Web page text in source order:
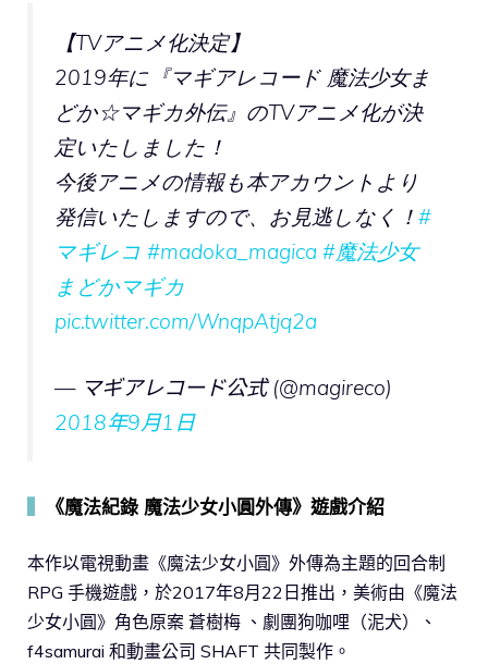
【TVアニメ化決定】
2019年に『マギアレコード 魔法少女ま
どか☆マギカ外伝』のTVアニメ化が決
定いたしました！
今後アニメの情報も本アカウントより
発信いたしますので、お見逃しなく！ #
マギレコ #madoka_magica #魔法少女
まどかマギカ
pic.twitter.com/WnqpAtjq2a
— マギアレコード公式 (@magireco)
2018年9月1日
《魔法紀錄 魔法少女小圓外傳》遊戲介紹
本作以電視動畫《魔法少女小圓》外傳為主題的回合制
RPG 手機遊戲，於2017年8月22日推出，美術由《魔法
少女小圓》角色原案 蒼樹梅 、劇團狗咖哩（泥犬）、
f4samurai 和動畫公司 SHAFT 共同製作。